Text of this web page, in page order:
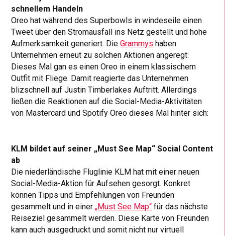
schnellem Handeln
Oreo hat während des Superbowls in windeseile einen
Tweet über den Stromausfall ins Netz gestellt und hohe
Aufmerksamkeit generiert. DieGrammys haben
Unternehmen erneut zu solchen Aktionen angeregt:
Dieses Mal gan es einen Oreo in einem klassischem
Outfit mit Fliege. Damit reagierte das Unternehmen
blizschnell auf Justin Timberlakes Auftritt. Allerdings
ließen die Reaktionen auf die Social-Media-Aktivitäten
von Mastercard und Spotify Oreo dieses Mal hinter sich:
KLM bildet auf seiner „Must See Map“ Social Content
ab
Die niederländische Fluglinie KLM hat mit einer neuen
Social-Media-Aktion für Aufsehen gesorgt. Konkret
können Tipps und Empfehlungen von Freunden
gesammelt und in einer„Must See Map“ für das nächste
Reiseziel gesammelt werden. Diese Karte von Freunden
kann auch ausgedruckt und somit nicht nur virtuell